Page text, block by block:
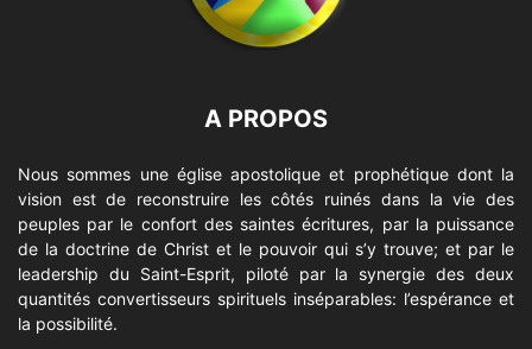
A PROPOS
Nous sommes une église apostolique et prophétique dont la
vision est de reconstruire les côtés ruinés dans la vie des
peuples par le confort des saintes écritures, par la puissance
de la doctrine de Christ et le pouvoir qui s’y trouve; et par le
leadership du Saint-Esprit, piloté par la synergie des deux
quantités convertisseurs spirituels inséparables: l’espérance et
la possibilité.